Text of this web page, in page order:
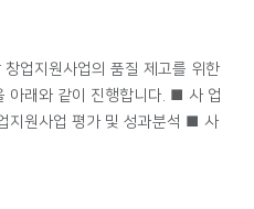
업지원사업의 품질 제고를 위한
아래와 같이 진행합니다. ■ 사 업
지원사업 평가 및 성과분석 ■ 사